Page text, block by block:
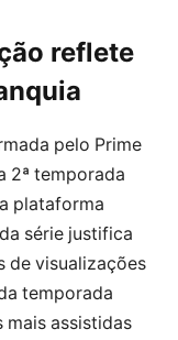
reflete
pelo Prime
2ª temporada
plataforma
série justifica
de visualizações
temporada
mais assistidas